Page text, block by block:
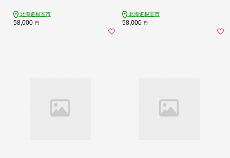
北海道根室市
58,000 円
北海道根室市
58,000 円